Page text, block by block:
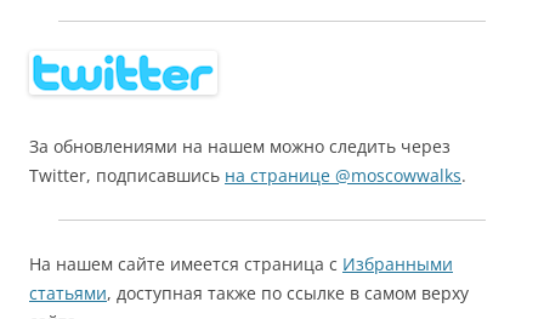
За обновлениями на нашем можно следить через
Twitter, подписавшись на странице @moscowwalks.
На нашем сайте имеется страница с Избранными
статьями, доступная также по ссылке в самом верху